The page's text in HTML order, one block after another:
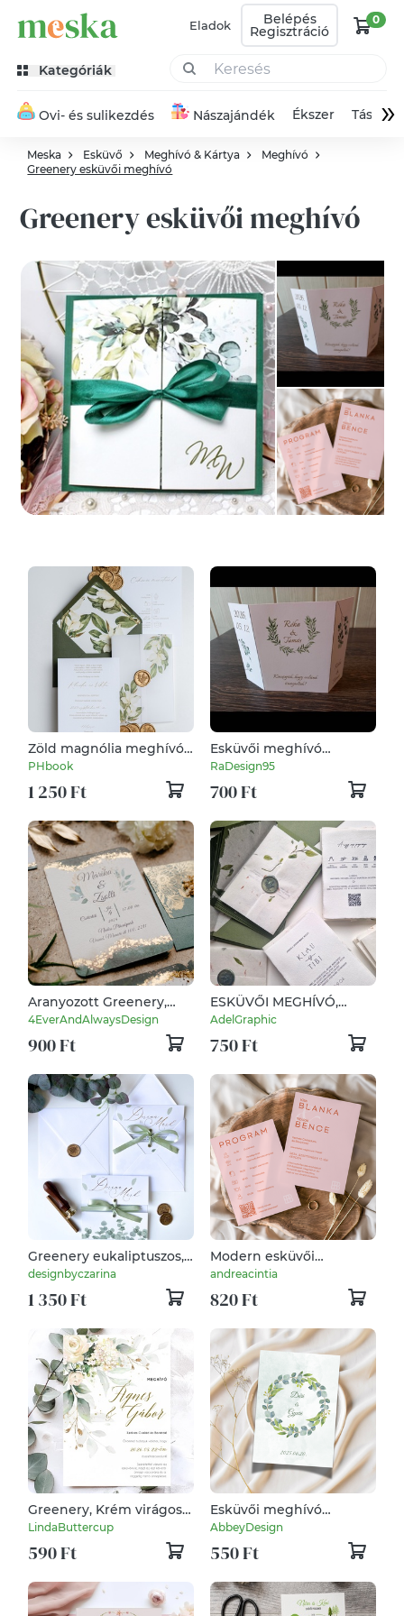
Eladok Belépés
Regisztráció
0
Kategóriák
Ovi- és sulikezdés Nászajándék Ékszer Táska»
Meska Esküvő Meghívó & Kártya
Meghívó
Greenery esküvői meghívó
Greenery esküvői meghívó
Zöld magnólia meghívó,
pausz papírral
PHbook
1 250 Ft
Esküvői meghívó
(greenery)
RaDesign95
700 Ft
Aranyozott Greenery,
Elegnáns Esküvői
4EverAndAlwaysDesign
900 Ft
ESKÜVŐI MEGHÍVÓ,
GREENERY, merített
papíron
AdelGraphic
750 Ft
Greenery eukaliptuszos,
arany fóliázott, esküvői
meghívó, masnival
megkötve, borítékkal,
designbyczarina
1 350 Ft
Modern esküvői
meghívó
andreacintia
820 Ft
Greenery, Krém virágos,
Fehér rózsás, esküvői
SZERKESZTÉSI DÍJ-at is
BORÍTÉK NÉLKÜL
LindaButtercup
590 Ft
Esküvői meghívó
greenery , zöld leveles
kerettel
AbbeyDesign
550 Ft